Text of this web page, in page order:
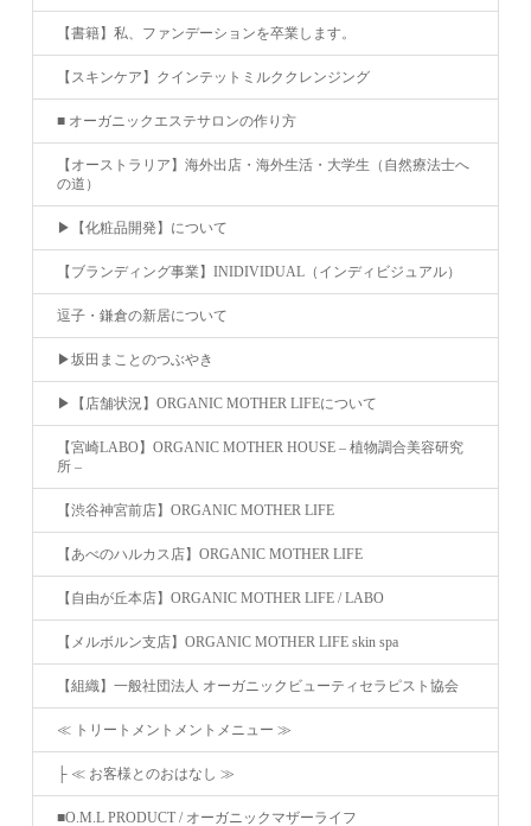
【書籍】私、ファンデーションを卒業します。
【スキンケア】クインテットミルククレンジング
■ オーガニックエステサロンの作り方
【オーストラリア】海外出店・海外生活・大学生（自然療法士へ
の道）
▶︎【化粧品開発】について
【ブランディング事業】INIDIVIDUAL（インディビジュアル）
逗子・鎌倉の新居について
▶︎坂田まことのつぶやき
▶︎【店舗状況】ORGANIC MOTHER LIFEについて
【宮崎LABO】ORGANIC MOTHER HOUSE – 植物調合美容研究
所 –
【渋谷神宮前店】ORGANIC MOTHER LIFE
【あべのハルカス店】ORGANIC MOTHER LIFE
【自由が丘本店】ORGANIC MOTHER LIFE / LABO
【メルボルン支店】ORGANIC MOTHER LIFE skin spa
【組織】一般社団法人 オーガニックビューティセラピスト協会
≪ トリートメントメントメニュー ≫
├ ≪ お客様とのおはなし ≫
■O.M.L PRODUCT / オーガニックマザーライフ